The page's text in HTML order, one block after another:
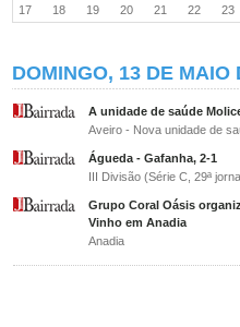
17
18 19 20 21 22 23
DOMINGO, 13 DE MAIO
A unidade de saúde
Aveiro - Nova unidade de
Águeda - Gafanha, 2-1
III Divisão (Série C, 29ª
Grupo Coral Oásis
Vinho em Anadia
Anadia